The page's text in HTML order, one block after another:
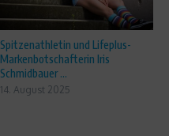
Spitzenathletin und Lifeplus-
Markenbotschafterin Iris
Schmidbauer ...
14. August 2025